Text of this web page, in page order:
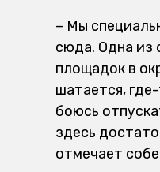
– Мы
сюда. Одна из
площадок в
шатается,
боюсь
здесь
отмечает